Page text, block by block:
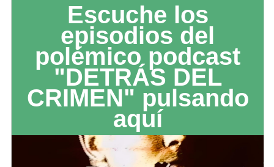
Escuche los
episodios del
polémico podcast
"DETRÁS DEL
CRIMEN" pulsando
aquí